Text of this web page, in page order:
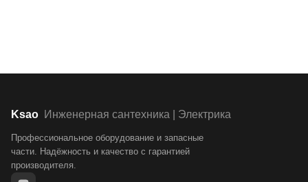
Ksao Инженерная сантехника | Электрика
Профессиональное оборудование и запасные
части. Надёжность и качество с гарантией
производителя.